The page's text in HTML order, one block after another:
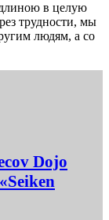
в целую
трудности, мы
людям, а со
Dojo